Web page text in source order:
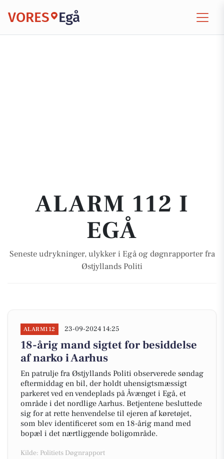
VORES Egå
ALARM 112 I
EGÅ
Seneste udrykninger, ulykker i Egå og døgnrapporter fra
Østjyllands Politi
ALARM112 23-09-2024 14:25
18-årig mand sigtet for besiddelse
af narko i Aarhus
En patrulje fra Østjyllands Politi observerede søndag
eftermiddag en bil, der holdt uhensigtsmæssigt
parkeret ved en vendeplads på Åvænget i Egå, et
område i det nordlige Aarhus. Betjentene besluttede
sig for at rette henvendelse til ejeren af køretøjet,
som blev identificeret som en 18-årig mand med
bopæl i det nærtliggende boligområde.
Kilde: Politiets Døgnrapport